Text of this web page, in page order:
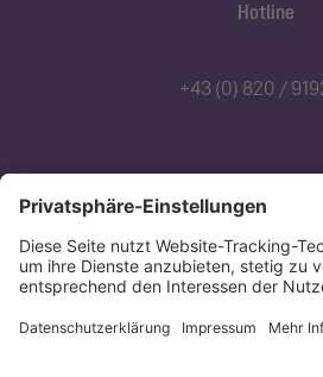
Hotline
+43 (0) 820 /
Abonnieren Sie unseren